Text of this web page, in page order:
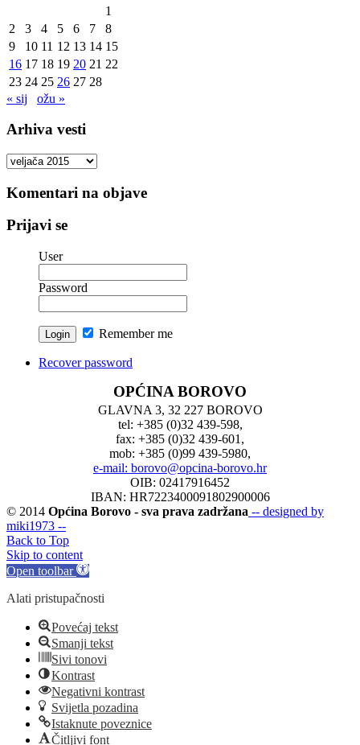
1
2
3 4 5 6 7
8
9
10 11 12 13 14 15
16 17 18 19 20 21 22
23 24 25 26 27 28
« sij
ožu »
Arhiva vesti
Arhiva
Komentari na objave
Prijavi se
User
Password
Remember me
Recover password
OPĆINA BOROVO
GLAVNA 3, 32 227 BOROVO
tel: +385 (0)32 439-598,
fax: +385 (0)32 439-601,
mob: +385 (0)99 439-5980,
e-mail: borovo@opcina-borovo.hr
OIB: 02417916452
IBAN: HR7223400091802900006
© 2014 Općina Borovo - sva prava zadržana -- designed by
miki1973 --
Back to Top
Skip to content
Open toolbar
Alati pristupačnosti
Povećaj tekst
Smanji tekst
Sivi tonovi
Kontrast
Negativni kontrast
Svijetla pozadina
Istaknute poveznice
Čitljivi font